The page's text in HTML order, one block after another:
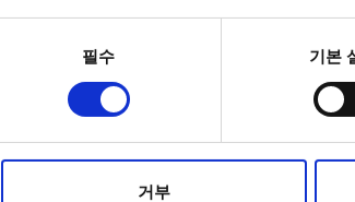
필수 기본
거부